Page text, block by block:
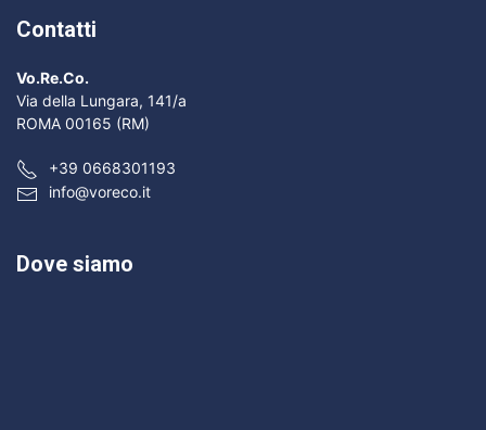
Contatti
Vo.Re.Co.
Via della Lungara, 141/a
ROMA 00165 (RM)
+39 0668301193
info@voreco.it
Dove siamo